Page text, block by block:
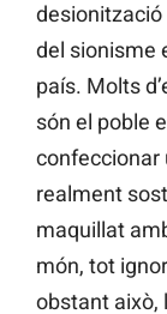
desionització
del sionisme
país. Molts
són el poble
confeccionar
realment
maquillat
món, tot
obstant això,